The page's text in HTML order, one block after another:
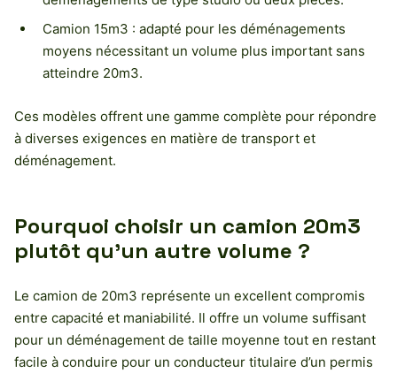
Camion 15m3 : adapté pour les déménagements
moyens nécessitant un volume plus important sans
atteindre 20m3.
Ces modèles offrent une gamme complète pour répondre
à diverses exigences en matière de transport et
déménagement.
Pourquoi choisir un camion 20m3
plutôt qu’un autre volume ?
Le camion de 20m3 représente un excellent compromis
entre capacité et maniabilité. Il offre un volume suffisant
pour un déménagement de taille moyenne tout en restant
facile à conduire pour un conducteur titulaire d’un permis